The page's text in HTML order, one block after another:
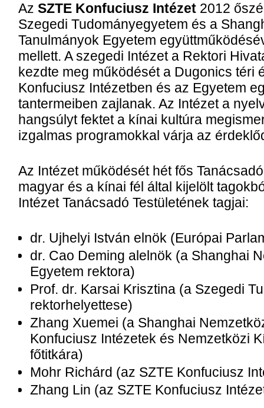
Az SZTE Konfuciusz Intézet2012
Szegedi Tudományegyetem és a
Tanulmányok Egyetem
mellett. A szegedi Intézet a Rektori
kezdte meg működését a Dugonics téri
Konfuciusz Intézetben és az Egyetem
tantermeiben zajlanak. Az Intézet a
hangsúlyt fektet a kínai kultúra
izgalmas programokkal várja az
Az Intézet működését hét fős
magyar és a kínai fél által kijelölt
Intézet Tanácsadó Testületének tagjai:
dr. Ujhelyi István elnök (Európai
dr. Cao Deming alelnök (a Shanghai
Egyetem rektora)
Prof. dr. Karsai Krisztina (a Szegedi
rektorhelyettese)
Zhang Xuemei (a Shanghai
Konfuciusz Intézetek és Nemzetközi
főtitkára)
Mohr Richárd (az SZTE Konfuciusz
Zhang Lin (az SZTE Konfuciusz